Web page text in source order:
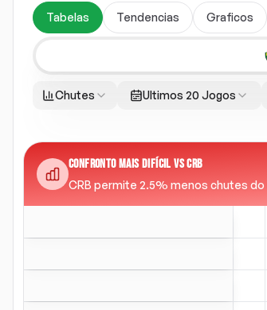
Tabelas Tendencias Graficos
Chutes Ultimos 20 Jogos
CONFRONTO MAIS DIFÍCIL VS CRB
CRB permite 2.5% menos chutes do